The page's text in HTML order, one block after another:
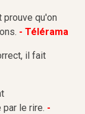
qu'on
- Télérama
il fait
le rire. -